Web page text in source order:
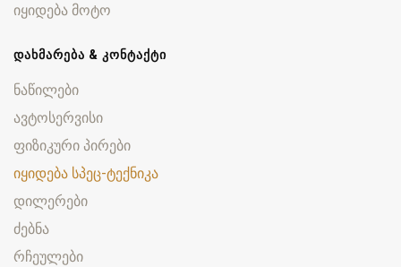
იყიდება მოტო
ᲓᲐᲮᲛᲐᲠᲔᲑᲐ & ᲙᲝᲜᲢᲐᲥᲢᲘ
ნაწილები
ავტოსერვისი
ფიზიკური პირები
იყიდება სპეც-ტექნიკა
დილერები
ძებნა
რჩეულები